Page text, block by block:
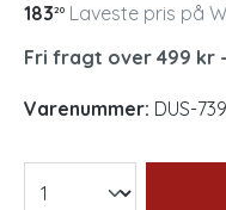
18320 Laveste pris på
Fri fragt over 499 kr
Varenummer: DUS-